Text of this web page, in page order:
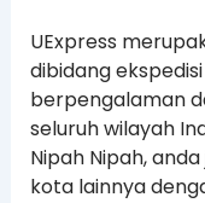
UExpress
dibidang
berpengalaman
seluruh wilayah
Nipah Nipah,
kota lainnya